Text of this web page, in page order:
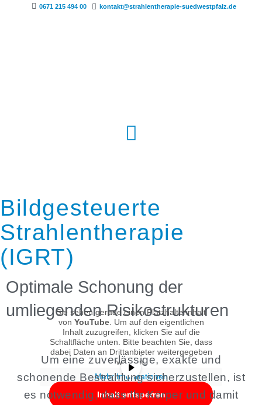
0671 215 494 00 kontakt@strahlentherapie-suedwestpfalz.de
Bildgesteuerte
Strahlentherapie
(IGRT)
Optimale Schonung der
umliegenden Risikostrukturen
Sie sehen gerade einen Platzhalterinhalt
von YouTube. Um auf den eigentlichen
Inhalt zuzugreifen, klicken Sie auf die
Schaltfläche unten. Bitte beachten Sie, dass
dabei Daten an Drittanbieter weitergegeben
werden.
Mehr Informationen
Inhalt entsperren
Um eine zuverlässige, exakte und
schonende Bestrahlung sicherzustellen, ist
es notwendig, dass Ihr Körper und damit